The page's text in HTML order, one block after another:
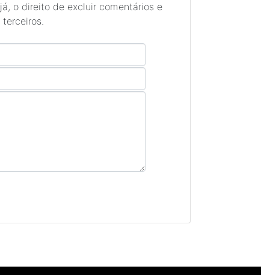
o direito de excluir comentários e